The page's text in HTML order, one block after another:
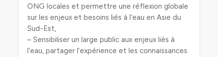
ONG locales et permettre une réflexion globale
sur les enjeux et besoins liés à l’eau en Asie du
Sud-Est,
– Sensibiliser un large public aux enjeux liès à
l’eau, partager l’expérience et les connaissances